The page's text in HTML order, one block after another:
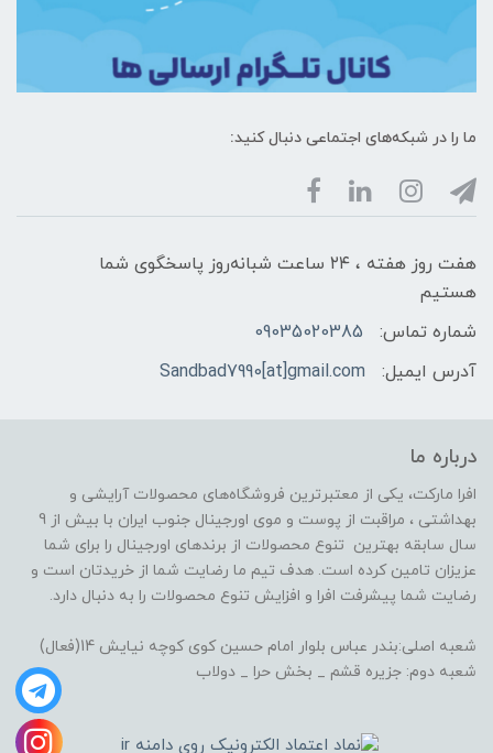
ما را در شبکه‌های اجتماعی دنبال کنید:
هفت روز هفته ، ۲۴ ساعت شبانه‌روز پاسخگوی شما
هستیم
شماره تماس:
09035020385
آدرس ایمیل:
Sandbad7990[at]gmail.com
درباره ما
افرا مارکت، یکی از معتبرترین فروشگاه‌های محصولات آرایشی و
بهداشتی ، مراقبت از پوست و موی اورجینال جنوب ایران با بیش از 9
سال سابقه بهترین تنوع محصولات از برندهای اورجینال را برای شما
عزیزان تامین کرده است. هدف تیم ما رضایت شما از خریدتان است و
رضایت شما پیشرفت افرا و افزایش تنوع محصولات را به دنبال دارد.
شعبه اصلی:بندر عباس بلوار امام حسین کوی کوچه نیایش 14(فعال)
شعبه دوم: جزیره قشم _ بخش حرا _ دولاب